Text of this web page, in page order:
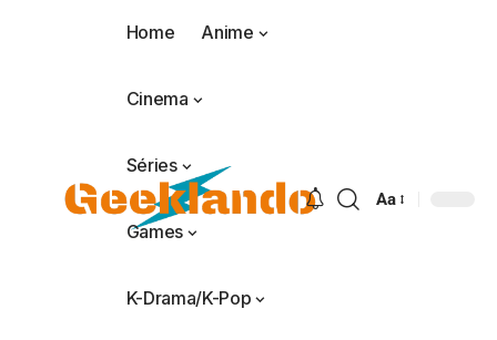
Home Anime
Cinema
Séries
Games
K-Drama/K-Pop
Aa